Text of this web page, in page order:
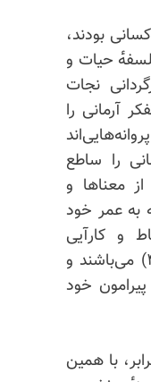
بودند،
حیات و
نجات
آرمانی را
را ساطع
معناها و
به عمر خود
و کارآیی
بیشتری به زندگی مشغول»(۴) می‌باشند و
خود
با همین